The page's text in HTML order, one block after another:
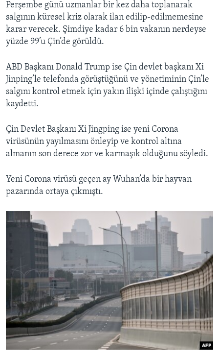
Perşembe günü uzmanlar bir kez daha toplanarak
salgının küresel kriz olarak ilan edilip-edilmemesine
karar verecek. Şimdiye kadar 6 bin vakanın nerdeyse
yüzde 99’u Çin’de görüldü.
ABD Başkanı Donald Trump ise Çin devlet başkanı Xi
Jinping’le telefonda görüştüğünü ve yönetiminin Çin’le
salgını kontrol etmek için yakın ilişki içinde çalıştığını
kaydetti.
Çin Devlet Başkanı Xi Jingping ise yeni Corona
virüsünün yayılmasını önleyip ve kontrol altına
almanın son derece zor ve karmaşık olduğunu söyledi.
Yeni Corona virüsü geçen ay Wuhan’da bir hayvan
pazarında ortaya çıkmıştı.